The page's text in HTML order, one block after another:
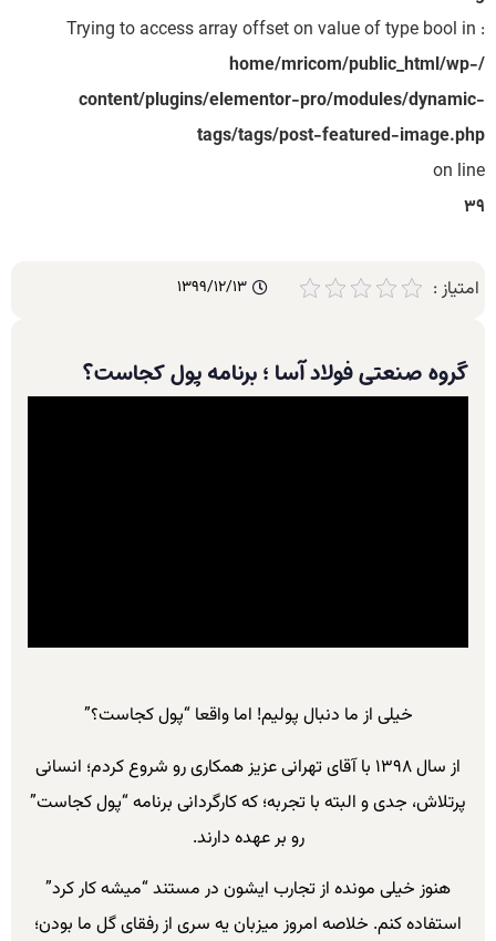
: Trying to access array offset on value of type bool in
/home/mricom/public_html/wp-
content/plugins/elementor-pro/modules/dynamic-
tags/tags/post-featured-image.php
on line
39
امتیاز : 1399/12/13
گروه صنعتی فولاد آسا ؛ برنامه پول کجاست؟
خیلی از ما دنبال پولیم! اما واقعا “پول کجاست؟”
از سال ۱۳۹۸ با آقای تهرانی عزیز همکاری رو شروع کردم؛ انسانی
پرتلاش، جدی و البته با تجربه؛ که کارگردانی برنامه “پول کجاست”
رو بر عهده دارند.
هنوز خیلی مونده از تجارب ایشون در مستند “میشه کار کرد”
استفاده کنم. خلاصه امروز میزبان یه سری از رفقای گل ما بودن؛